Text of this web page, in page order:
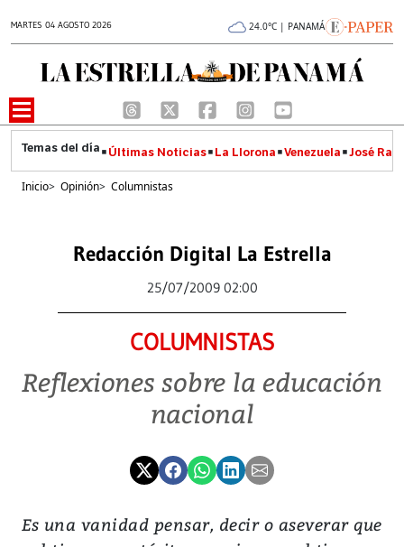
MARTES 04 AGOSTO 2026 24.0°C | PANAMÁ
Últimas Noticias La Llorona Venezuela José
Inicio> Opinión> Columnistas
Redacción Digital La Estrella
25/07/2009 02:00
COLUMNISTAS
Reflexiones sobre la educación
nacional
Es una vanidad pensar, decir o aseverar que